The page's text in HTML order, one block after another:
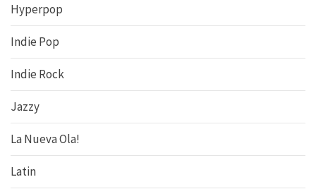
Hyperpop
Indie Pop
Indie Rock
Jazzy
La Nueva Ola!
Latin